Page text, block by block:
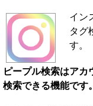
イン
タグ
す。
ピープル検索はアカ
検索できる機能です。